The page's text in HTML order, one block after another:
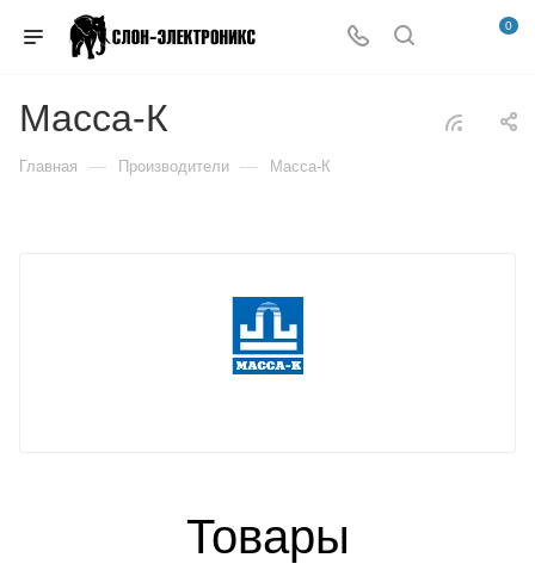
0
Масса-К
Главная — Производители — Масса-К
Товары